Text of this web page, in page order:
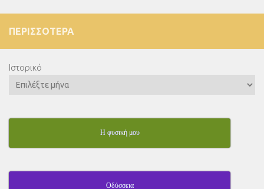
ΠΕΡΙΣΣΌΤΕΡΑ
Ιστορικό
Η φυσική μου
Οδύσσεια